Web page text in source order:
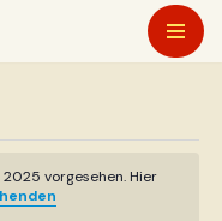
vorgesehen. Hier